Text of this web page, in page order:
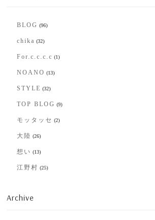
BLOG (96)
chika (32)
For.c.c.c.c (1)
NOANO (13)
STYLE (32)
TOP BLOG (9)
モッタッセ (2)
大陸 (26)
想い (13)
江野村 (25)
Archive